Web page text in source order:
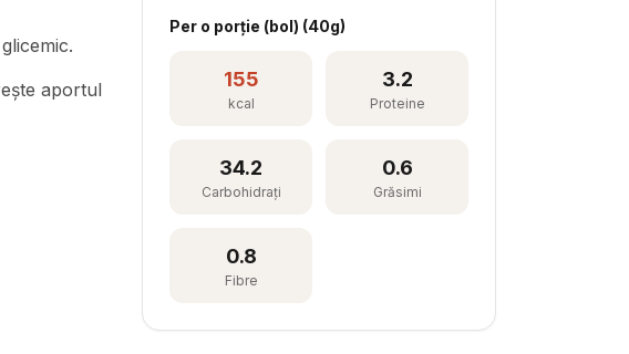
aportul
Per o porție (bol) (40g)
155
kcal
3.2
Proteine
34.2
Carbohidrați
0.6
Grăsimi
0.8
Fibre